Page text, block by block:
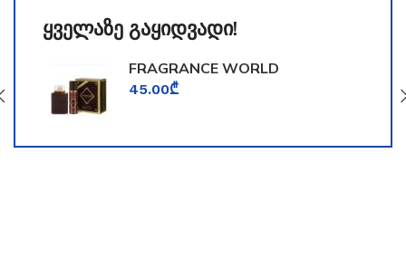
ყველაზე გაყიდვადი!
FRAGRANCE WORLD
TOOMFORD
45.00₾